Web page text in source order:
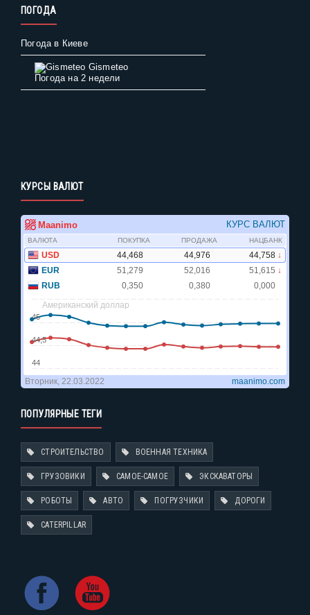
ПОГОДА
Погода в Киеве
Gismeteo
Погода на 2 недели
КУРСЫ ВАЛЮТ
ПОПУЛЯРНЫЕ ТЕГИ
СТРОИТЕЛЬСТВО ВОЕННАЯ ТЕХНИКА
ГРУЗОВИКИ САМОЕ-САМОЕ ЭКСКАВАТОРЫ
РОБОТЫ АВТО ПОГРУЗЧИКИ ДОРОГИ
CATERPILLAR